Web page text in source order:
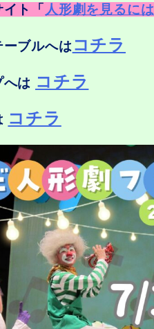
ト「 人形劇を見るには
ブルへは コチラ
へは コチラ
コチラ